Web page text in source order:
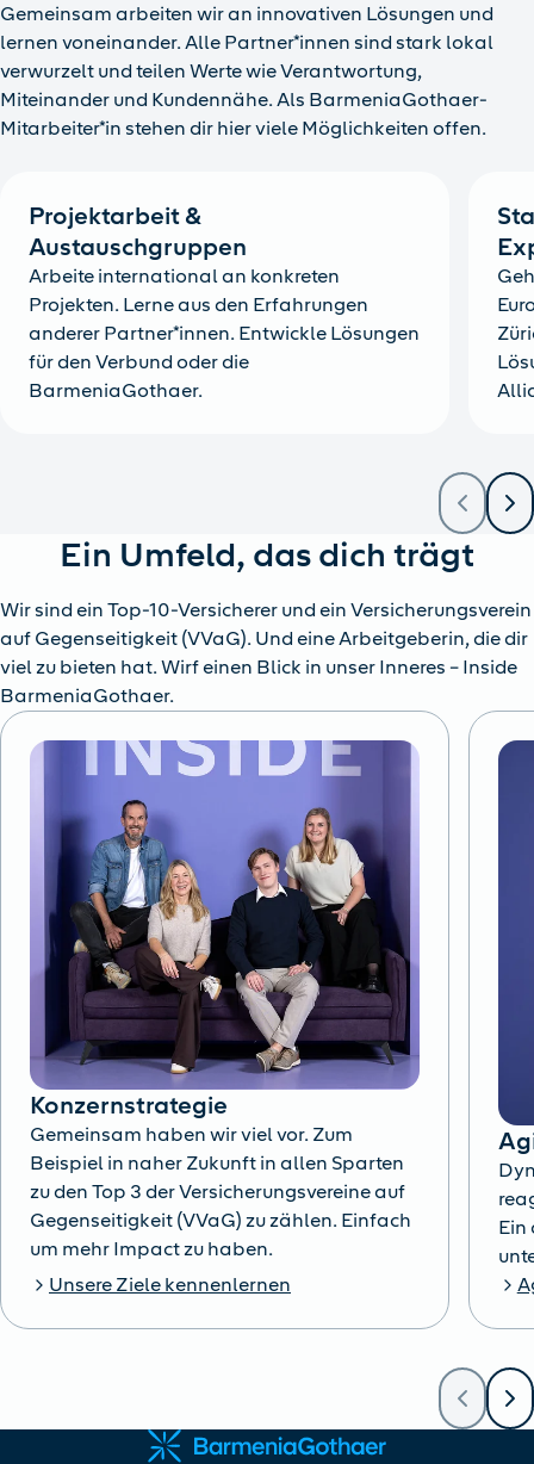
Gemeinsam arbeiten wir an innovativen Lösungen und
lernen voneinander. Alle Partner*innen sind stark lokal
verwurzelt und teilen Werte wie Verantwortung,
Miteinander und Kundennähe. Als BarmeniaGothaer-
Mitarbeiter*in stehen dir hier viele Möglichkeiten offen.
Projektarbeit &
Austauschgruppen
Arbeite international an konkreten
Projekten. Lerne aus den Erfahrungen
anderer Partner*innen. Entwickle Lösungen
für den Verbund oder die
BarmeniaGothaer.
Ein Umfeld, das dich trägt
Wir sind ein Top-10-Versicherer und ein Versicherungsverein
auf Gegenseitigkeit (VVaG). Und eine Arbeitgeberin, die dir
viel zu bieten hat. Wirf einen Blick in unser Inneres – Inside
BarmeniaGothaer.
Konzernstrategie
Gemeinsam haben wir viel vor. Zum
Beispiel in naher Zukunft in allen Sparten
zu den Top 3 der Versicherungsvereine auf
Gegenseitigkeit (VVaG) zu zählen. Einfach
um mehr Impact zu haben.
Unsere Ziele kennenlernen
Ein